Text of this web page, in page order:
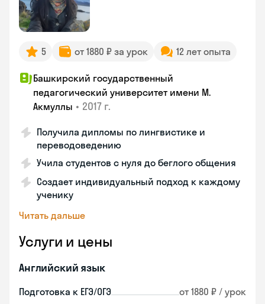
5 от 1880 ₽ за урок 12 лет опыта
Башкирский государственный
педагогический университет имени М.
Акмуллы • 2017 г.
Получила дипломы по лингвистике и
переводоведению
Учила студентов с нуля до беглого общения
Создает индивидуальный подход к каждому
ученику
Читать дальше
Услуги и цены
Английский язык
Подготовка к ЕГЭ/ОГЭ от 1880 ₽ / урок